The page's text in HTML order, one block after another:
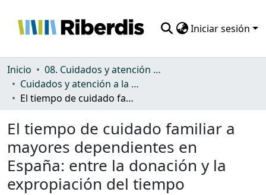
Iniciar sesión
Comunidades
Todo DSpace
Inicio
08. Cuidados y atención a la dependencia
Cuidados y atención a la dependencia
El tiempo de cuidado familiar a mayores dependientes en España: entre la donación y la expropiación del tiempo
El tiempo de cuidado familiar a
mayores dependientes en
España: entre la donación y la
expropiación del tiempo